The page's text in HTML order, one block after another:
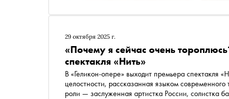
29 октября 2025 г.
«Почему я сейчас очень
спектакля «Нить»
В «Геликон-опере» выходит премьера спектакля
целостности, рассказанная языком
роли — заслуженная артистка России, солистка